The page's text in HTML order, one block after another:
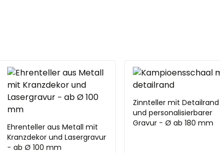
Ehrenteller aus Metall mit
Kranzdekor und Lasergravur
− ab Ø 100 mm
Zinnteller mit Detailrand
und personalisierbarer
Gravur − Ø ab 180 mm